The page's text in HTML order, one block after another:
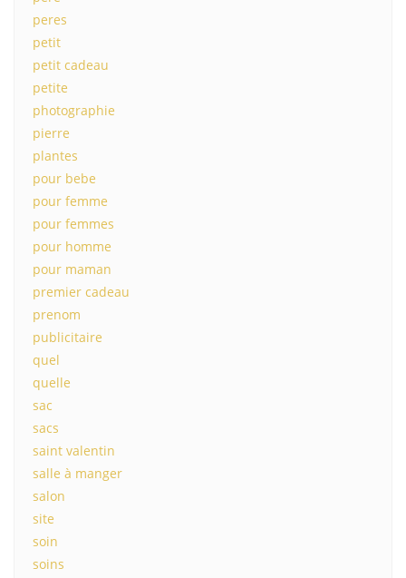
peres
petit
petit cadeau
petite
photographie
pierre
plantes
pour bebe
pour femme
pour femmes
pour homme
pour maman
premier cadeau
prenom
publicitaire
quel
quelle
sac
sacs
saint valentin
salle à manger
salon
site
soin
soins